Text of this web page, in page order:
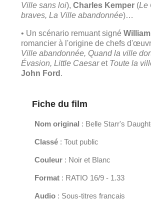
Ville sans loi), Charles Kemper (Le
braves, La Ville abandonnée)…
• Un scénario remuant signé
romancier à l'origine de chefs
Ville abandonnée, Quand la ville
Évasion, Little CaesaretToute la
John Ford .
Fiche du film
Nom original : Belle Starr's
Classé : Tout public
Couleur : Noir et Blanc
Format : RATIO 16/9 - 1.33
Audio : Sous-titres français